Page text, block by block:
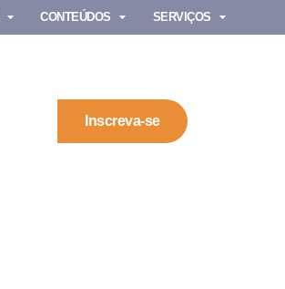
CONTEÚDOS SERVIÇOS
Inscreva-se